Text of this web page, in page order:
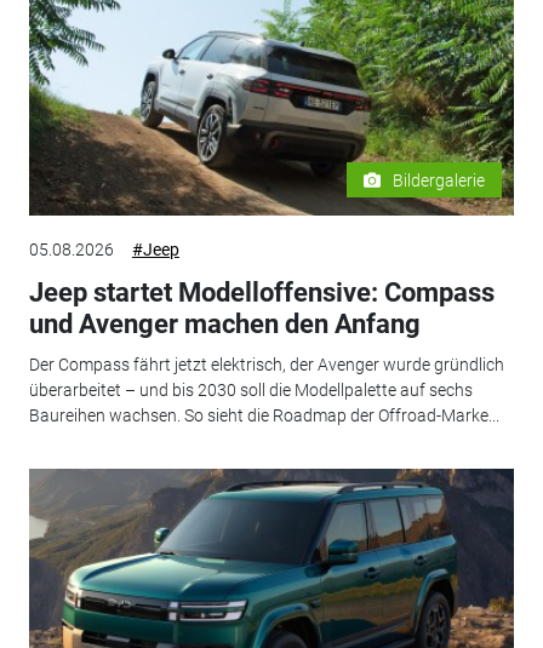
Bildergalerie
05.08.2026 #Jeep
Jeep startet Modelloffensive: Compass
und Avenger machen den Anfang
Der Compass fährt jetzt elektrisch, der Avenger wurde gründlich
überarbeitet – und bis 2030 soll die Modellpalette auf sechs
Baureihen wachsen. So sieht die Roadmap der Offroad-Marke...